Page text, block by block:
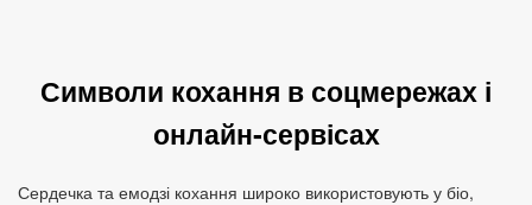
Символи кохання в соцмережах і
онлайн‑сервісах
Сердечка та емодзі кохання широко використовують у біо,